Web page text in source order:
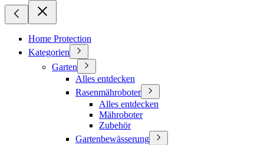
Home Protection
Kategorien
Garten
Alles entdecken
Rasenmähroboter
Alles entdecken
Mähroboter
Zubehör
Gartenbewässerung